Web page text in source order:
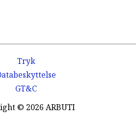
Tryk
GT&C
© 2026 ARBUTI